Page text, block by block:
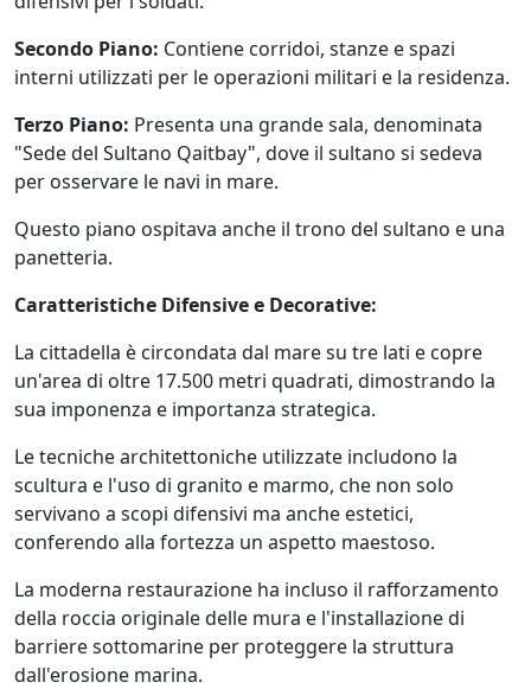
Secondo Piano: Contiene corridoi, stanze e spazi
interni utilizzati per le operazioni militari e la residenza.
Terzo Piano: Presenta una grande sala, denominata
"Sede del Sultano Qaitbay", dove il sultano si sedeva
per osservare le navi in mare.
Questo piano ospitava anche il trono del sultano e una
panetteria.
Caratteristiche Difensive e Decorative:
La cittadella è circondata dal mare su tre lati e copre
un'area di oltre 17.500 metri quadrati, dimostrando la
sua imponenza e importanza strategica.
Le tecniche architettoniche utilizzate includono la
scultura e l'uso di granito e marmo, che non solo
servivano a scopi difensivi ma anche estetici,
conferendo alla fortezza un aspetto maestoso.
La moderna restaurazione ha incluso il rafforzamento
della roccia originale delle mura e l'installazione di
barriere sottomarine per proteggere la struttura
dall'erosione marina.